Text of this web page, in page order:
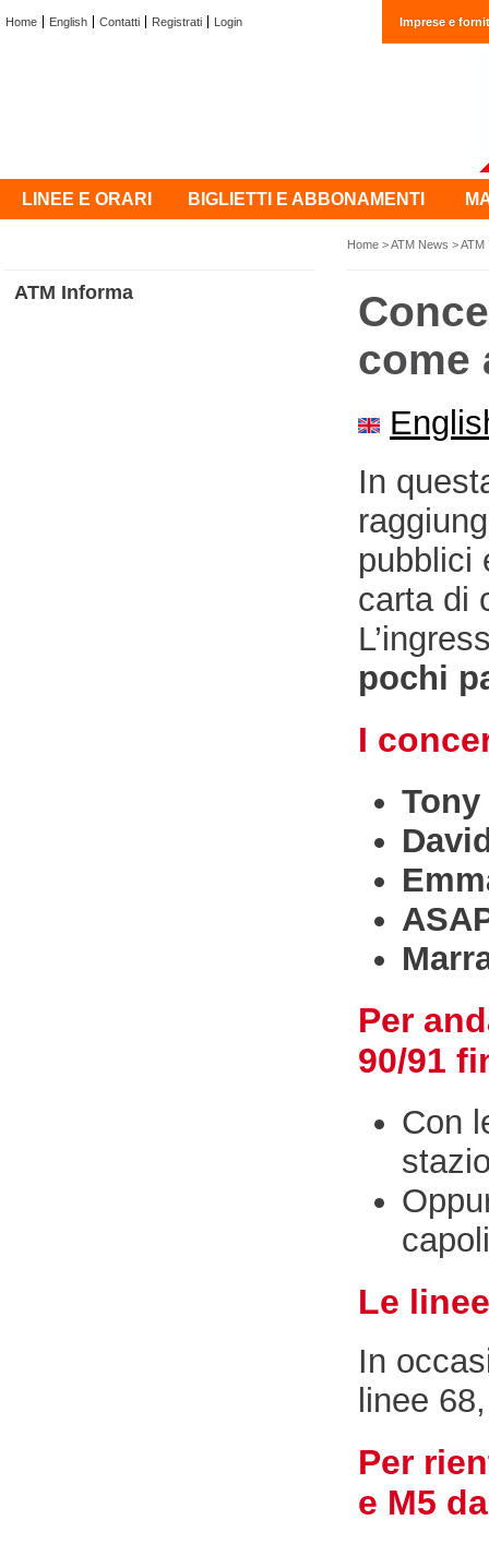
Home English Contatti Registrati Login Imprese e
LINEE E ORARI BIGLIETTI E ABBONAMENTI
Home >ATM News >ATM
ATM Informa
come
In
pubblici
carta di
pochi
I
Per
90/91
Con
Le
In
linee
Per
e M5